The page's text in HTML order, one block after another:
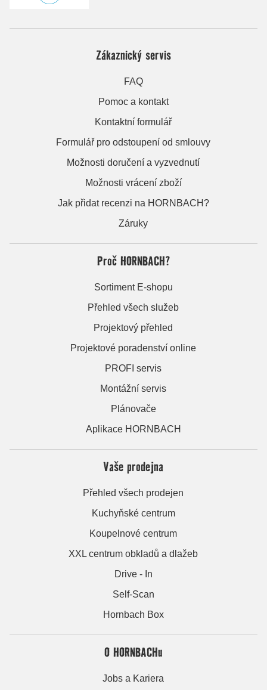
Zákaznický servis
FAQ
Pomoc a kontakt
Kontaktní formulář
Formulář pro odstoupení od smlouvy
Možnosti doručení a vyzvednutí
Možnosti vrácení zboží
Jak přidat recenzi na HORNBACH?
Záruky
Proč HORNBACH?
Sortiment E-shopu
Přehled všech služeb
Projektový přehled
Projektové poradenství online
PROFI servis
Montážní servis
Plánovače
Aplikace HORNBACH
Vaše prodejna
Přehled všech prodejen
Kuchyňské centrum
Koupelnové centrum
XXL centrum obkladů a dlažeb
Drive - In
Self-Scan
Hornbach Box
O HORNBACHu
Jobs a Kariera